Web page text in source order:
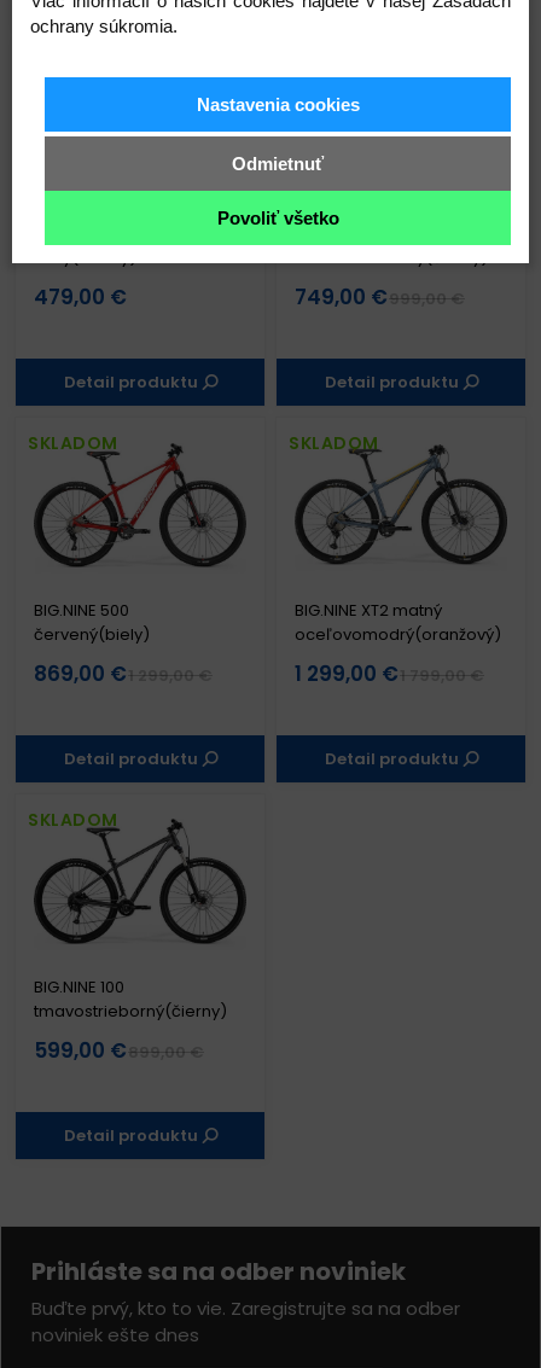
Detail produktu Detail produktu
biely(fialový)
479,00 €
Detail produktu
tmavostrieborný(čierny)
749,00 €999,00 €
Detail produktu
SKLADOM
BIG.NINE 500
červený(biely)
869,00 € 1 299,00 €
Detail produktu
SKLADOM
BIG.NINE XT2 matný
oceľovomodrý(oranžový)
1 299,00 € 1 799,00 €
Detail produktu
SKLADOM
BIG.NINE 100
tmavostrieborný(čierny)
599,00 € 899,00 €
Detail produktu
Prihláste sa na odber noviniek
Buďte prvý, kto to vie. Zaregistrujte sa na odber
noviniek ešte dnes
ochrany súkromia.
Nastavenia cookies
Odmietnuť
Povoliť všetko